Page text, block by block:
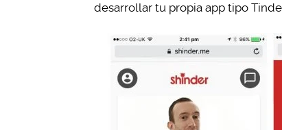
desarrollar tu propia app tipo